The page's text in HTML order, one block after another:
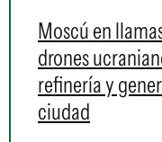
Moscú en
drones
refinería y
ciudad